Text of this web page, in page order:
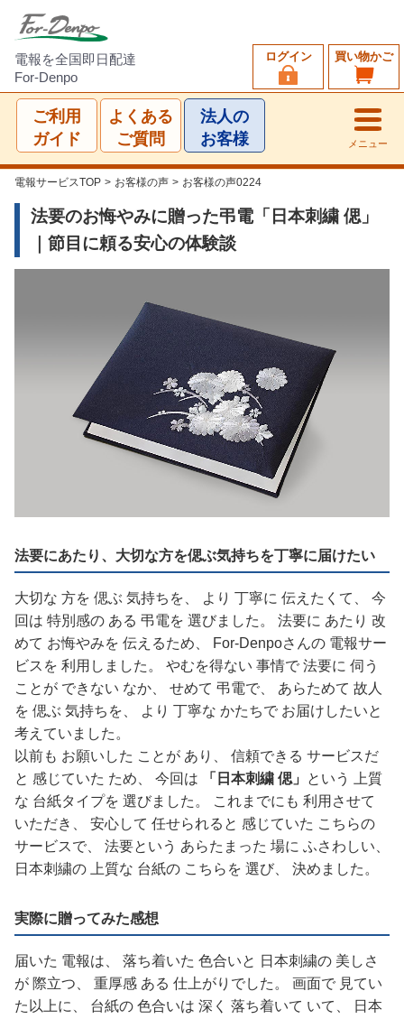
電報を全国即日配達
For-Denpo
買い物かご
ログイン
ご利用
ガイド
よくある
ご質問
法人の
お客様
メニュー
電報サービスTOP > お客様の声 > お客様の声0224
法要のお悔やみに贈った弔電「日本刺繍 偲」
｜節目に頼る安心の体験談
法要にあたり、大切な方を偲ぶ気持ちを丁寧に届けたい
大切な 方を 偲ぶ 気持ちを、 より 丁寧に 伝えたくて、 今
回は 特別感の ある 弔電を 選びました。 法要に あたり 改
めて お悔やみを 伝えるため、 For-Denpoさんの 電報サー
ビスを 利用しました。 やむを得ない 事情で 法要に 伺う
ことが できない なか、 せめて 弔電で、 あらためて 故人
を 偲ぶ 気持ちを、 より 丁寧な かたちで お届けしたいと
考えていました。
以前も お願いした ことが あり、 信頼できる サービスだ
と 感じていた ため、 今回は
「日本刺繍 偲」
という 上質
な 台紙タイプを 選びました。 これまでにも 利用させて
いただき、 安心して 任せられると 感じていた こちらの
サービスで、 法要という あらたまった 場に ふさわしい、
日本刺繍の 上質な 台紙の こちらを 選び、 決めました。
実際に贈ってみた感想
届いた 電報は、 落ち着いた 色合いと 日本刺繍の 美しさ
が 際立つ、 重厚感 ある 仕上がりでした。 画面で 見てい
た以上に、 台紙の 色合いは 深く 落ち着いて いて、 日本